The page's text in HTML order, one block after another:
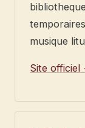
musique
Site officiel